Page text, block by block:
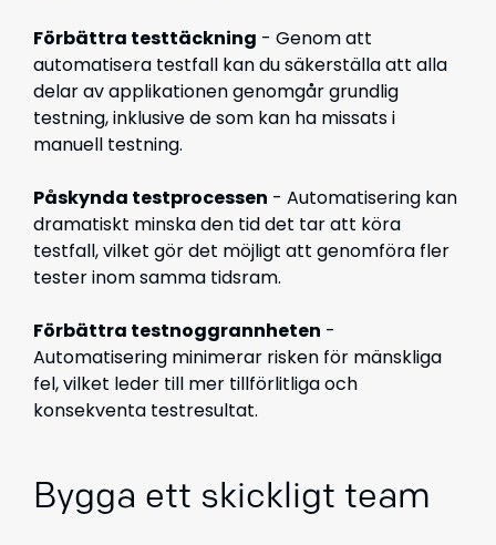
Förbättra testtäckning - Genom att
automatisera testfall kan du säkerställa att alla
delar av applikationen genomgår grundlig
testning, inklusive de som kan ha missats i
manuell testning.
Påskynda testprocessen - Automatisering kan
dramatiskt minska den tid det tar att köra
testfall, vilket gör det möjligt att genomföra fler
tester inom samma tidsram.
Förbättra testnoggrannheten -
Automatisering minimerar risken för mänskliga
fel, vilket leder till mer tillförlitliga och
konsekventa testresultat.
Bygga ett skickligt team